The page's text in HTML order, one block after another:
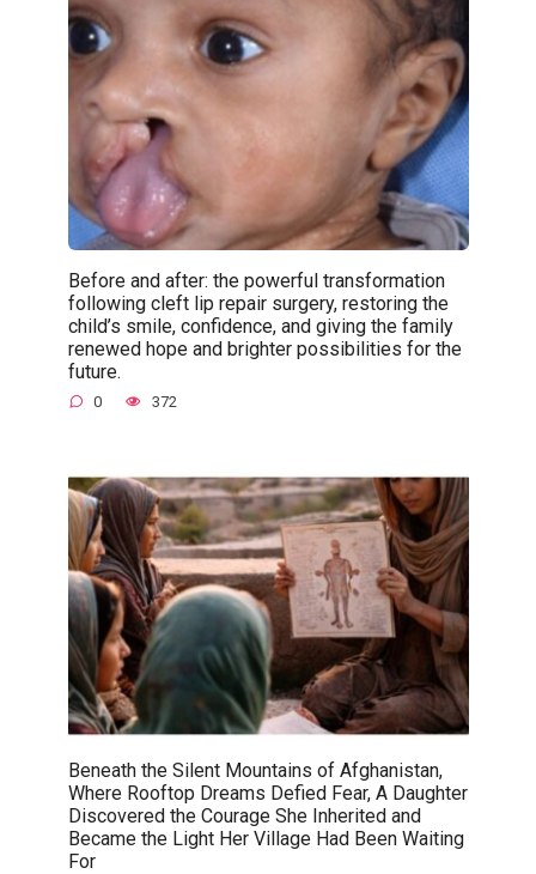
Before and after: the powerful transformation
following cleft lip repair surgery, restoring the
child’s smile, confidence, and giving the family
renewed hope and brighter possibilities for the
future.
0 372
Beneath the Silent Mountains of Afghanistan,
Where Rooftop Dreams Defied Fear, A Daughter
Discovered the Courage She Inherited and
Became the Light Her Village Had Been Waiting
For